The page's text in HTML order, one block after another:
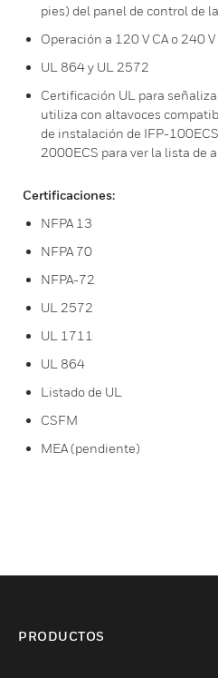
pies) del panel de control de la
Operación a 120 V CA o 240 V
UL 864 y UL 2572
Certificación UL para
utiliza con altavoces
de instalación de IFP-
2000ECS para ver la lista de
Certificaciones:
NFPA 13
NFPA 70
NFPA-72
UL 2572
UL 1711
UL 864
Listado de UL
CSFM
MEA (pendiente)
PRODUCTOS